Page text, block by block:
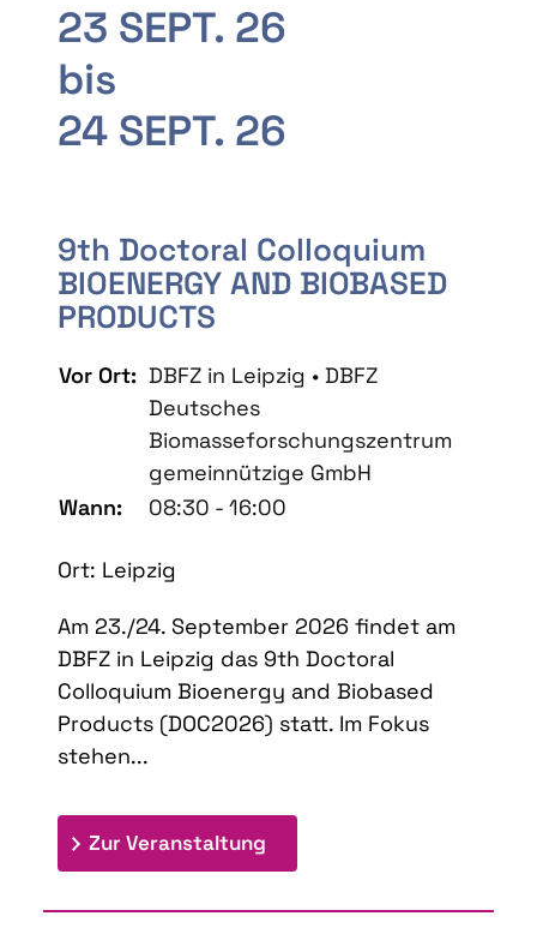
23 SEPT. 26
bis
24 SEPT. 26
9th Doctoral Colloquium
BIOENERGY AND BIOBASED
PRODUCTS
Vor Ort: DBFZ in Leipzig • DBFZ
Deutsches
Biomasseforschungszentrum
gemeinnützige GmbH
Wann:
08:30 - 16:00
Ort: Leipzig
Am 23./24. September 2026 findet am
DBFZ in Leipzig das 9th Doctoral
Colloquium Bioenergy and Biobased
Products (DOC2026) statt. Im Fokus
stehen...
Zur Veranstaltung